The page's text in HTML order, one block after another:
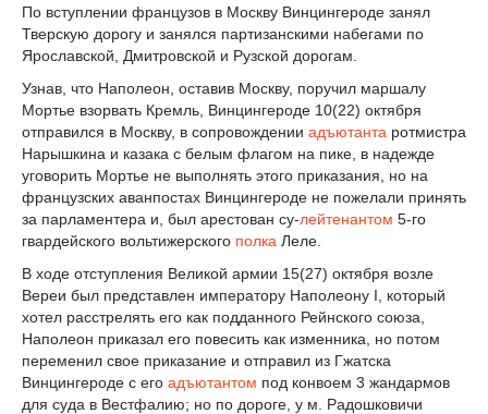
По вступлении французов в Москву Винцингероде занял
Тверскую дорогу и занялся партизанскими набегами по
Ярославской, Дмитровской и Рузской дорогам.
Узнав, что Наполеон, оставив Москву, поручил маршалу
Мортье взорвать Кремль, Винцингероде 10(22) октября
отправился в Москву, в сопровождении адъютанта ротмистра
Нарышкина и казака с белым флагом на пике, в надежде
уговорить Мортье не выполнять этого приказания, но на
французских аванпостах Винцингероде не пожелали принять
за парламентера и, был арестован су-лейтенантом 5-го
гвардейского вольтижерского полка Леле.
В ходе отступления Великой армии 15(27) октября возле
Вереи был представлен императору Наполеону I, который
хотел расстрелять его как подданного Рейнского союза,
Наполеон приказал его повесить как изменника, но потом
переменил свое приказание и отправил из Гжатска
Винцингероде с его адъютантом под конвоем 3 жандармов
для суда в Вестфалию; но по дороге, у м. Радошковичи